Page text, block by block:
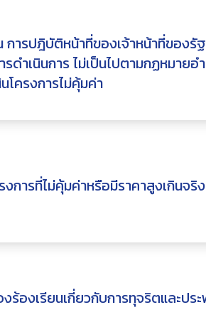
การปฎิบัติหน้าที่ของเจ้าหน้าที่ของ
ดำเนินการ ไม่เป็นไปตามกฏหมาย
โครงการไม่คุ้มค่า
งการที่ไม่คุ้มค่าหรือมีราคาสูงเกินจริง
งร้องเรียนเกี่ยวกับการทุจริตและป